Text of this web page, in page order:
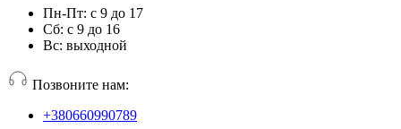
Пн-Пт: с 9 до 17
Сб: с 9 до 16
Вс: выходной
Позвоните нам:
+380660990789